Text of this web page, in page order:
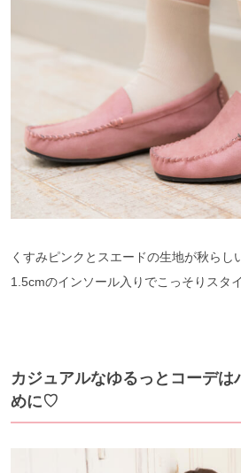
くすみピンクとスエードの生地が秋らし
1.5cmのインソール入りでこっそりスタ
カジュアルなゆるっとコーデは
めに♡